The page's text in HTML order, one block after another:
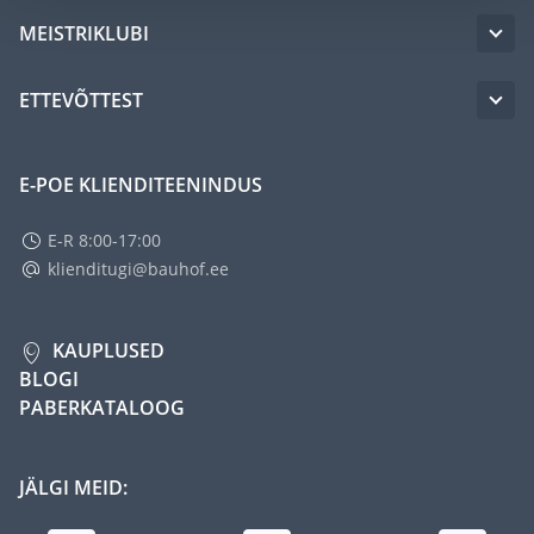
MEISTRIKLUBI
ETTEVÕTTEST
E-POE KLIENDITEENINDUS
E-R 8:00-17:00
klienditugi@bauhof.ee
KAUPLUSED
BLOGI
PABERKATALOOG
JÄLGI MEID: